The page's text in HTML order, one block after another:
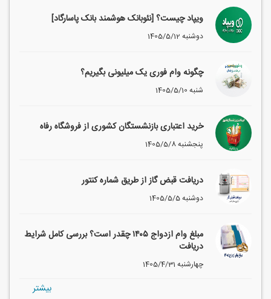
ویپاد چیست؟ [نئوبانک هوشمند بانک پاسارگاد]
1405/5/12 دوشنبه
چگونه وام فوری یک میلیونی بگیریم؟
1405/5/10 شنبه
خرید اعتباری بازنشستگان کشوری از فروشگاه رفاه
1405/5/8 پنجشنبه
دریافت قبض گاز از طریق شماره کنتور
1405/5/5 دوشنبه
مبلغ وام ازدواج ۱۴۰۵ چقدر است؟ بررسی کامل شرایط
دریافت
1405/4/31 چهارشنبه
بيشتر